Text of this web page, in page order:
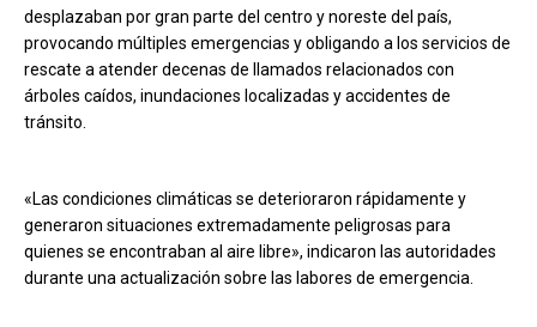
desplazaban por gran parte del centro y noreste del país,
provocando múltiples emergencias y obligando a los servicios de
rescate a atender decenas de llamados relacionados con
árboles caídos, inundaciones localizadas y accidentes de
tránsito.
«Las condiciones climáticas se deterioraron rápidamente y
generaron situaciones extremadamente peligrosas para
quienes se encontraban al aire libre», indicaron las autoridades
durante una actualización sobre las labores de emergencia.